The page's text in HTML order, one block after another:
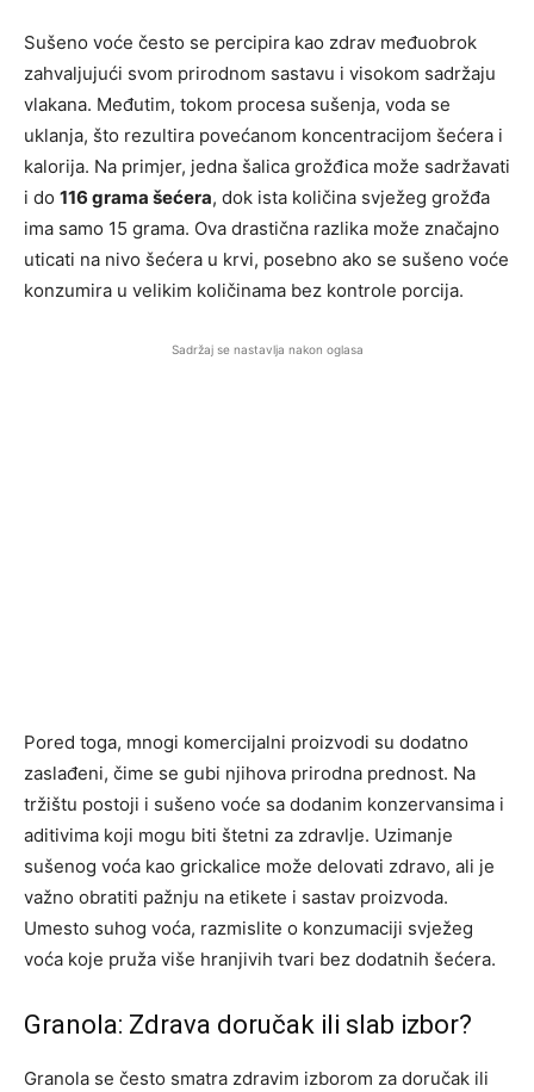
Sušeno voće često se percipira kao zdrav međuobrok
zahvaljujući svom prirodnom sastavu i visokom sadržaju
vlakana. Međutim, tokom procesa sušenja, voda se
uklanja, što rezultira povećanom koncentracijom šećera i
kalorija. Na primjer, jedna šalica grožđica može sadržavati
i do 116 grama šećera, dok ista količina svježeg grožđa
ima samo 15 grama. Ova drastična razlika može značajno
uticati na nivo šećera u krvi, posebno ako se sušeno voće
konzumira u velikim količinama bez kontrole porcija.
Sadržaj se nastavlja nakon oglasa
Pored toga, mnogi komercijalni proizvodi su dodatno
zaslađeni, čime se gubi njihova prirodna prednost. Na
tržištu postoji i sušeno voće sa dodanim konzervansima i
aditivima koji mogu biti štetni za zdravlje. Uzimanje
sušenog voća kao grickalice može delovati zdravo, ali je
važno obratiti pažnju na etikete i sastav proizvoda.
Umesto suhog voća, razmislite o konzumaciji svježeg
voća koje pruža više hranjivih tvari bez dodatnih šećera.
Granola: Zdrava doručak ili slab izbor?
Granola se često smatra zdravim izborom za doručak ili